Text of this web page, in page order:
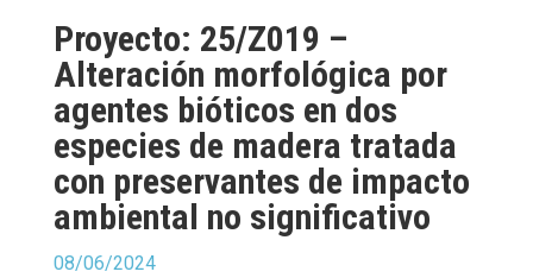
Proyecto: 25/Z019 –
Alteración morfológica por
agentes bióticos en dos
especies de madera tratada
con preservantes de impacto
ambiental no significativo
08/06/2024